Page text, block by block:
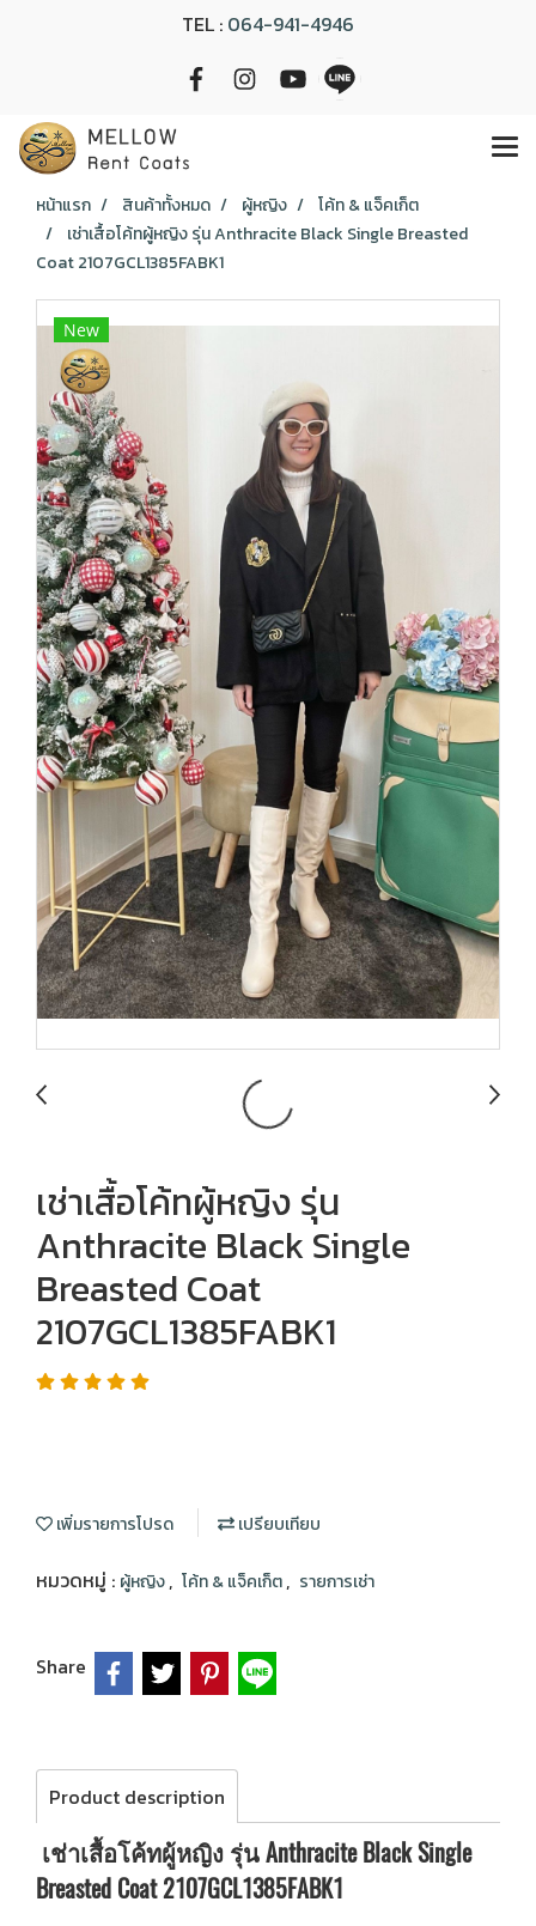
TEL : 064-941-4946
หน้าแรก สินค้าทั้งหมด ผู้หญิง
โค้ท & แจ็คเก็ต
เช่าเสื้อโค้ทผู้หญิง รุ่น Anthracite Black Single Breasted
Coat 2107GCL1385FABK1
New
เช่าเสื้อโค้ทผู้หญิง รุ่น
Anthracite Black Single
Breasted Coat
2107GCL1385FABK1
เพิ่มรายการโปรด เปรียบเทียบ
หมวดหมู่ : ผู้หญิง, โค้ท & แจ็คเก็ต, รายการเช่า
Share
Product description
เช่าเสื้อโค้ทผู้หญิง รุ่น Anthracite Black Single
Breasted Coat 2107GCL1385FABK1